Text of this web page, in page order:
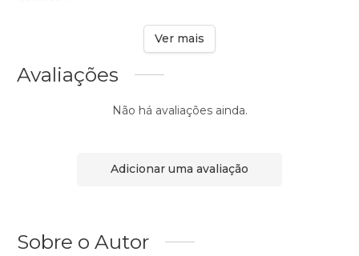
Ver mais
Avaliações
Não há avaliações ainda.
Adicionar uma avaliação
Sobre o Autor